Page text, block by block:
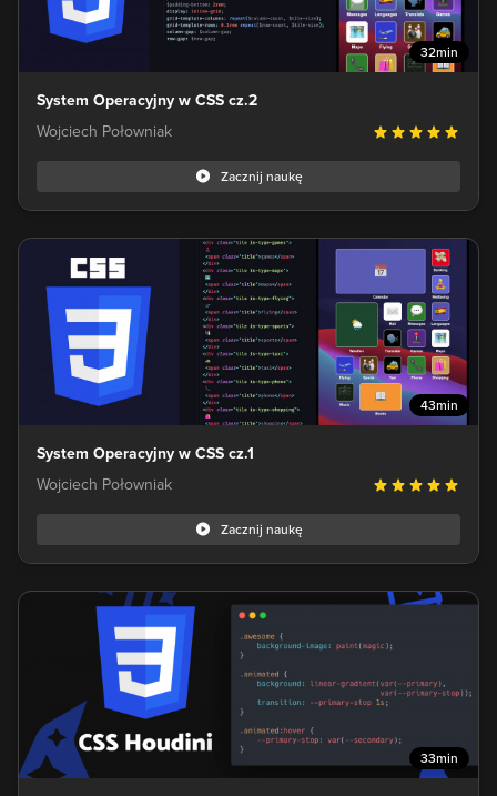
32min
System Operacyjny w CSS cz.2
Wojciech Połowniak
Zacznij naukę
43min
System Operacyjny w CSS cz.1
Wojciech Połowniak
Zacznij naukę
33min